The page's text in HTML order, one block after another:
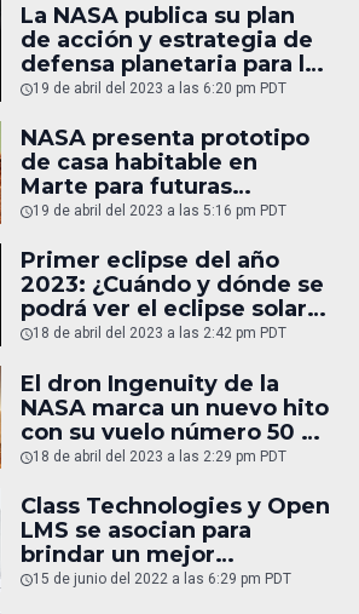
La NASA publica su plan
de acción y estrategia de
defensa planetaria para la
próxima década
19 de abril del 2023 a las 6:20 pm PDT
NASA presenta prototipo
de casa habitable en
Marte para futuras
misiones espaciales
19 de abril del 2023 a las 5:16 pm PDT
Primer eclipse del año
2023: ¿Cuándo y dónde se
podrá ver el eclipse solar
híbrido?
18 de abril del 2023 a las 2:42 pm PDT
El dron Ingenuity de la
NASA marca un nuevo hito
con su vuelo número 50 en
Marte.
18 de abril del 2023 a las 2:29 pm PDT
Class Technologies y Open
LMS se asocian para
brindar un mejor
aprendizaje
15 de junio del 2022 a las 6:29 pm PDT